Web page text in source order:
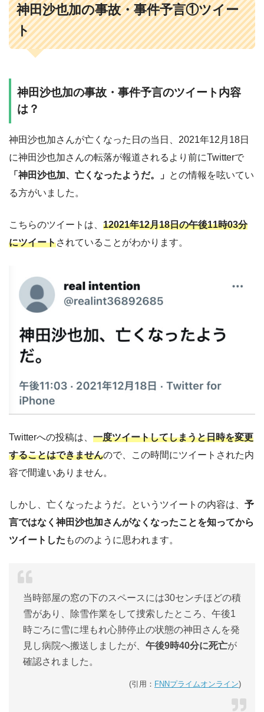
神田沙也加の事故・事件予言①ツイー
ト
神田沙也加の事故・事件予言のツイート内容
は？
神田沙也加さんが亡くなった日の当日、2021年12月18日
に神田沙也加さんの転落が報道されるより前にTwitterで
「神田沙也加、亡くなったようだ。」 との情報を呟いてい
る方がいました。
こちらのツイートは、 12021年12月18日の午後11時03分
にツイートされていることがわかります。
Twitterへの投稿は、 一度ツイートしてしまうと日時を変更
することはできませんので、この時間にツイートされた内
容で間違いありません。
しかし、亡くなったようだ。というツイートの内容は、 予
言ではなく神田沙也加さんがなくなったことを知ってから
ツイートした もののように思われます。
当時部屋の窓の下のスペースには30センチほどの積
雪があり、除雪作業をして捜索したところ、午後1
時ごろに雪に埋もれ心肺停止の状態の神田さんを発
見し病院へ搬送しましたが、 午後9時40分に死亡が
確認されました。
(引用： FNNプライムオンライン)